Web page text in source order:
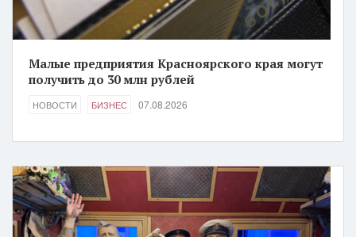
Малые предприятия Красноярского края могут
получить до 30 млн рублей
НОВОСТИ БИЗНЕС 07.08.2026